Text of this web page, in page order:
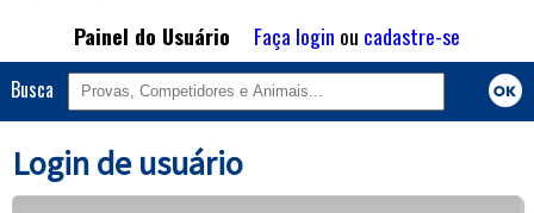
Painel do Usuário Faça login ou cadastre-se
Busca
Login de usuário